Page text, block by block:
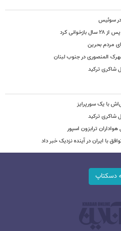
در سوئیس
کرد
مردم بحرین
المنصوری در جنوب لبنان
شاکری ترکید
شاکری ترکید
ترابزون اسپور
با ایران در آینده نزدیک خبر داد
دسکتاپ